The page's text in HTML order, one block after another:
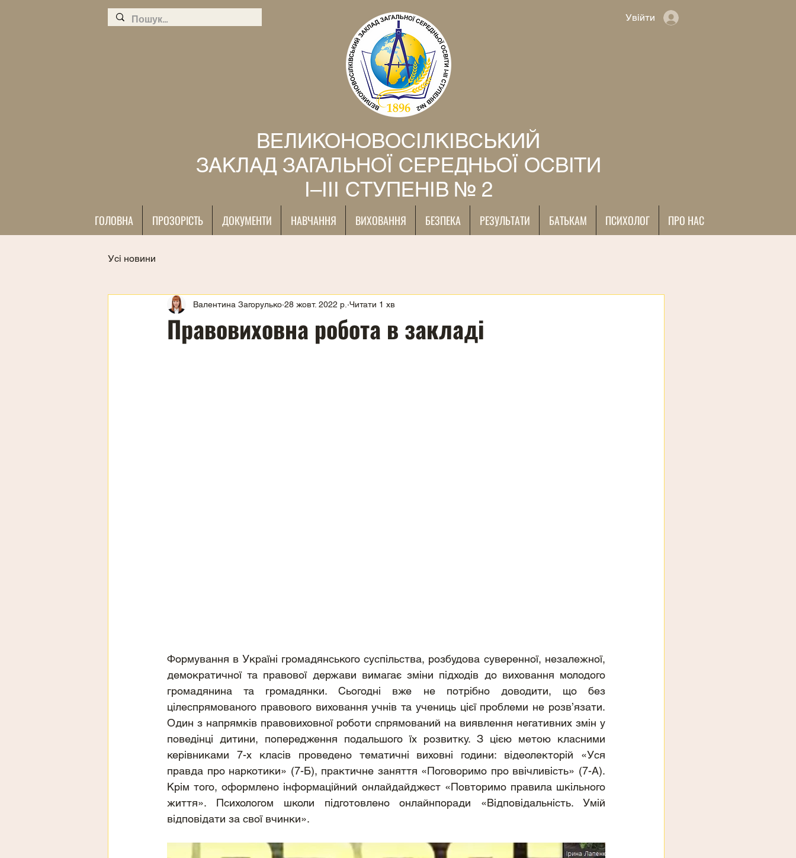
Увійти
ВЕЛИКОНОВОСІЛКІВСЬКИЙ
ЗАКЛАД ЗАГАЛЬНОЇ СЕРЕДНЬОЇ ОСВІТИ
І–ІІІ СТУПЕНІВ № 2
ГОЛОВНА ПРОЗОРІСТЬ ДОКУМЕНТИ НАВЧАННЯ ВИХОВАННЯ БЕЗПЕКА РЕЗУЛЬТАТИ БАТЬКАМ ПСИХОЛОГ ПРО НАС
Усі новини
Правовиховна робота в закладі
Валентина Загорулько 28 жовт. 2022 р. Читати 1 хв
Формування в Україні громадянського суспільства, розбудова суверенної, незалежної,
демократичної та правової держави вимагає зміни підходів до виховання молодого
громадянина та громадянки. Сьогодні вже не потрібно доводити, що без
цілеспрямованого правового виховання учнів та учениць цієї проблеми не розв’язати.
Один з напрямків правовиховної роботи спрямований на виявлення негативних змін у
поведінці дитини, попередження подальшого їх розвитку. З цією метою класними
керівниками 7-х класів проведено тематичні виховні години: відеолекторій «Уся
правда про наркотики» (7-Б), практичне заняття «Поговоримо про ввічливість» (7-А).
Крім того, оформлено інформаційний онлайдайджест «Повторимо правила шкільного
життя». Психологом школи підготовлено онлайнпоради «Відповідальність. Умій
відповідати за свої вчинки».